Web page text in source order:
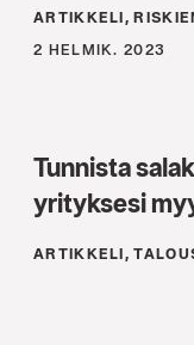
ARTIKKELI,
2 HELMIK. 2023
Tunnista
yrityksesi
ARTIKKELI,